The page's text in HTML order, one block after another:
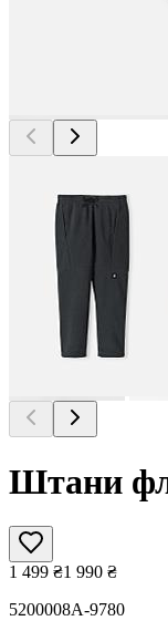
Штани
1 499 ₴1 990 ₴
5200008A-9780